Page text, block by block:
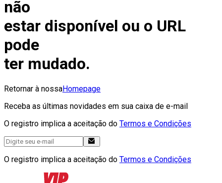
não
estar disponível ou o URL
pode
ter mudado.
Retornar à nossaHomepage
Receba as últimas novidades em sua caixa de e-mail
O registro implica a aceitação do Termos e Condições
O registro implica a aceitação do Termos e Condições